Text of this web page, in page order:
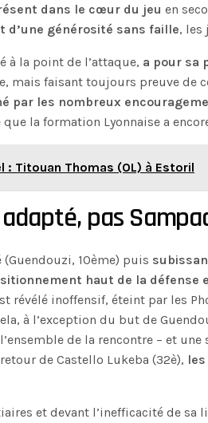
dans le cœur du jeu en
d’une générosité sans faille, les
à la point de l’attaque, a pour sa
mais faisant toujours preuve de
par les nombreux
la formation Lyonnaise a
: Titouan Thomas (OL) à Estoril
adapté, pas
10ème) puis
haut de la défense
révélé inoffensif, éteint par les
à l’exception du but de
de la rencontre – et
de Castello Lukeba (32è),
et devant l’inefficacité de sa